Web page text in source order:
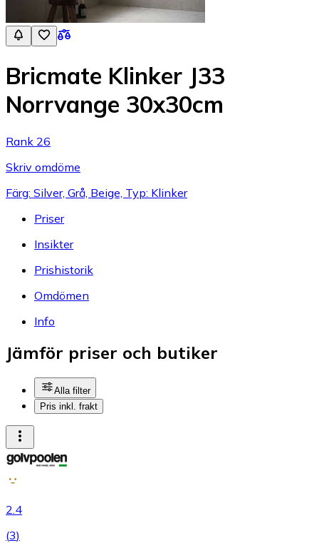
Bricmate Klinker J33
Norrvange 30x30cm
Rank 26
Skriv omdöme
Färg: Silver, Grå, Beige, Typ: Klinker
Priser
Insikter
Prishistorik
Omdömen
Info
Jämför priser och butiker
Alla filter
Pris inkl. frakt
2.4
(3)